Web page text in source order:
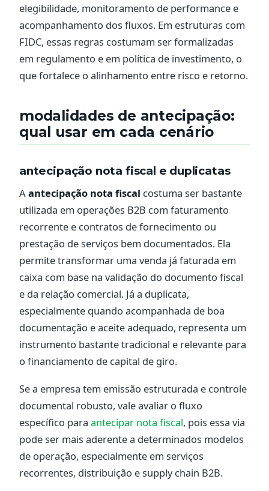
elegibilidade, monitoramento de performance e
acompanhamento dos fluxos. Em estruturas com
FIDC, essas regras costumam ser formalizadas
em regulamento e em política de investimento, o
que fortalece o alinhamento entre risco e retorno.
modalidades de antecipação:
qual usar em cada cenário
antecipação nota fiscal e duplicatas
Aantecipação nota fiscal costuma ser bastante
utilizada em operações B2B com faturamento
recorrente e contratos de fornecimento ou
prestação de serviços bem documentados. Ela
permite transformar uma venda já faturada em
caixa com base na validação do documento fiscal
e da relação comercial. Já a duplicata,
especialmente quando acompanhada de boa
documentação e aceite adequado, representa um
instrumento bastante tradicional e relevante para
o financiamento de capital de giro.
Se a empresa tem emissão estruturada e controle
documental robusto, vale avaliar o fluxo
específico para antecipar nota fiscal, pois essa via
pode ser mais aderente a determinados modelos
de operação, especialmente em serviços
recorrentes, distribuição e supply chain B2B.